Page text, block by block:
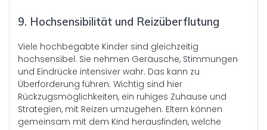
9. Hochsensibilität und Reizüberflutung
Viele hochbegabte Kinder sind gleichzeitig
hochsensibel. Sie nehmen Geräusche, Stimmungen
und Eindrücke intensiver wahr. Das kann zu
Überforderung führen. Wichtig sind hier
Rückzugsmöglichkeiten, ein ruhiges Zuhause und
Strategien, mit Reizen umzugehen. Eltern können
gemeinsam mit dem Kind herausfinden, welche